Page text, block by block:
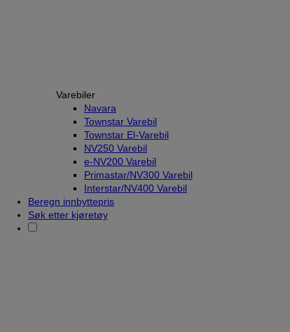
Varebiler
Navara
Townstar Varebil
Townstar El-Varebil
NV250 Varebil
e-NV200 Varebil
Primastar/NV300 Varebil
Interstar/NV400 Varebil
Beregn innbyttepris
Søk etter kjøretøy